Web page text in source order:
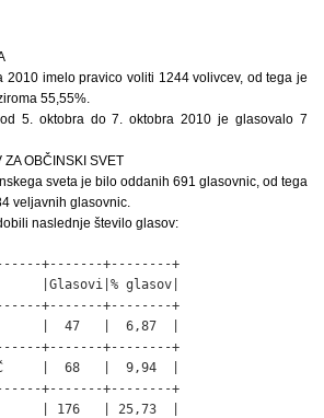
2010 imelo pravico voliti 1244 volivcev, od tega je
55,55%.
5. oktobra do 7. oktobra 2010 je glasovalo 7
ZA OBČINSKI SVET
sveta je bilo oddanih 691 glasovnic, od tega
veljavnih glasovnic.
naslednje število glasov:
+-------+--------+
glasov|
+-------+--------+
|  47   |  6,87  |
+-------+--------+
|  68   |  9,94  |
+-------+--------+
| 176   | 25,73  |